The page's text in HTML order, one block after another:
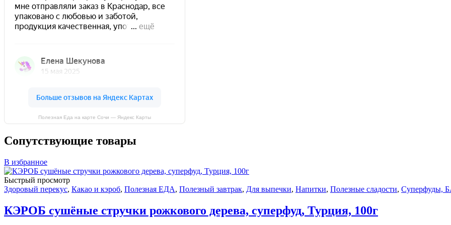
Полезная Еда на карте Сочи — Яндекс Карты
Сопутствующие товары
В избранное
Быстрый просмотр
Здоровый перекус, Какао и кэроб, Полезная ЕДА, Полезный завтрак, Для выпечки, Напитки, Полезные сладости, Суперфуды,
КЭРОБ сушёные стручки рожкового дерева, суперфуд, Турция, 100г